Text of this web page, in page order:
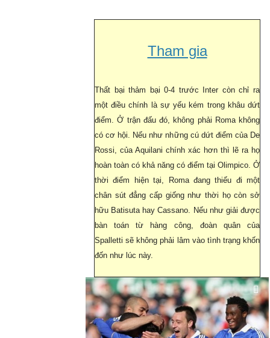
Tham gia
Thất bại thảm bại 0-4 trước Inter còn chỉ ra
một điều chính là sự yếu kém trong khâu dứt
điểm. Ở trận đấu đó, không phải Roma không
có cơ hội. Nếu như những cú dứt điểm của De
Rossi, của Aquilani chính xác hơn thì lẽ ra họ
hoàn toàn có khả năng có điểm tại Olimpico. Ở
thời điểm hiện tại, Roma đang thiếu đi một
chân sút đẳng cấp giống như thời họ còn sở
hữu Batisuta hay Cassano. Nếu như giải được
bàn toán từ hàng công, đoàn quân của
Spalletti sẽ không phải lâm vào tình trạng khốn
đốn như lúc này.